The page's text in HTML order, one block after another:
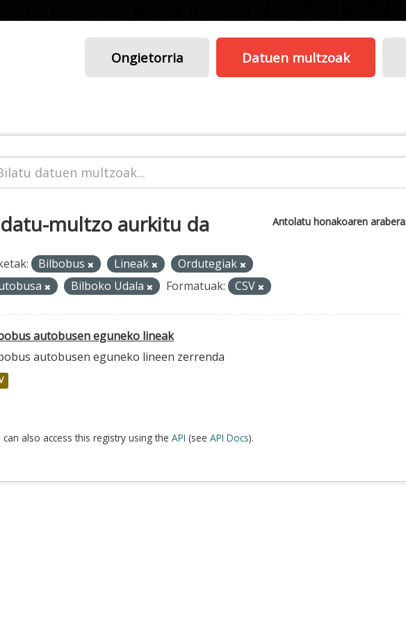
Ongietorria Datuen multzoak
Antolatu honakoaren arabera
multzo aurkitu da
Bilbobus Lineak
Ordutegiak
Bilboko Udala Formatuak: CSV
autobusen eguneko lineak
autobusen eguneko lineen zerrenda
can also access this registry using the API (see API Docs).